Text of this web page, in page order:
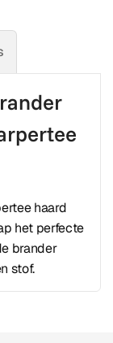
haard
het perfecte
brander
stof.